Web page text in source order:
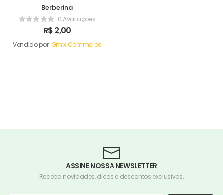
Berberina
0 Avaliações
R$2,00
Vendido por: Gmix Commerce
ASSINE NOSSA NEWSLETTER
Receba novidades, dicas e descontos exclusivos.